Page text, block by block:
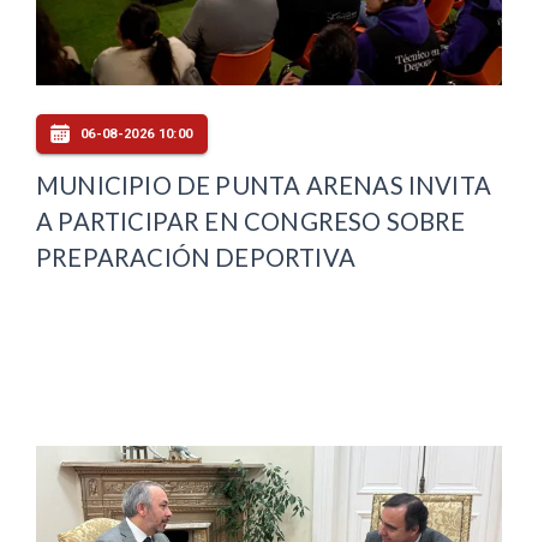
06-08-2026 10:00
MUNICIPIO DE PUNTA ARENAS INVITA
A PARTICIPAR EN CONGRESO SOBRE
PREPARACIÓN DEPORTIVA